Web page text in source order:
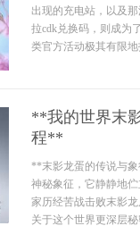
出现的充电站，以及
拉cdk兑换码，则成为
类官方活动极其有限地
**我的世界末
程**
**末影龙蛋的传说与
神秘象征，它静静地
家历经苦战击败末影
关于这个世界更深层